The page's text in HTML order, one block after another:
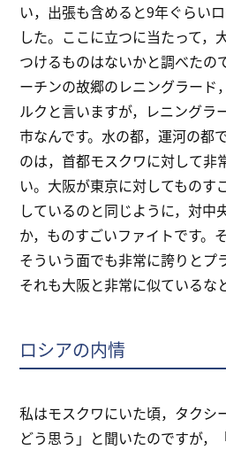
い，出張も含めると9年ぐらい
した。ここに立つに当たって，
つけるものはないかと調べたの
ーチンの故郷のレニングラード
ルクと言いますが，レニングラ
市なんです。水の都，運河の都
のは，首都モスクワに対して非
い。大阪が東京に対してものす
しているのと同じように，対中
か，ものすごいファイトです。
そういう面でも非常に誇りとプ
それも大阪と非常に似ているな
ロシアの内情
私はモスクワにいた頃，タクシ
どう思う」と聞いたのですが，